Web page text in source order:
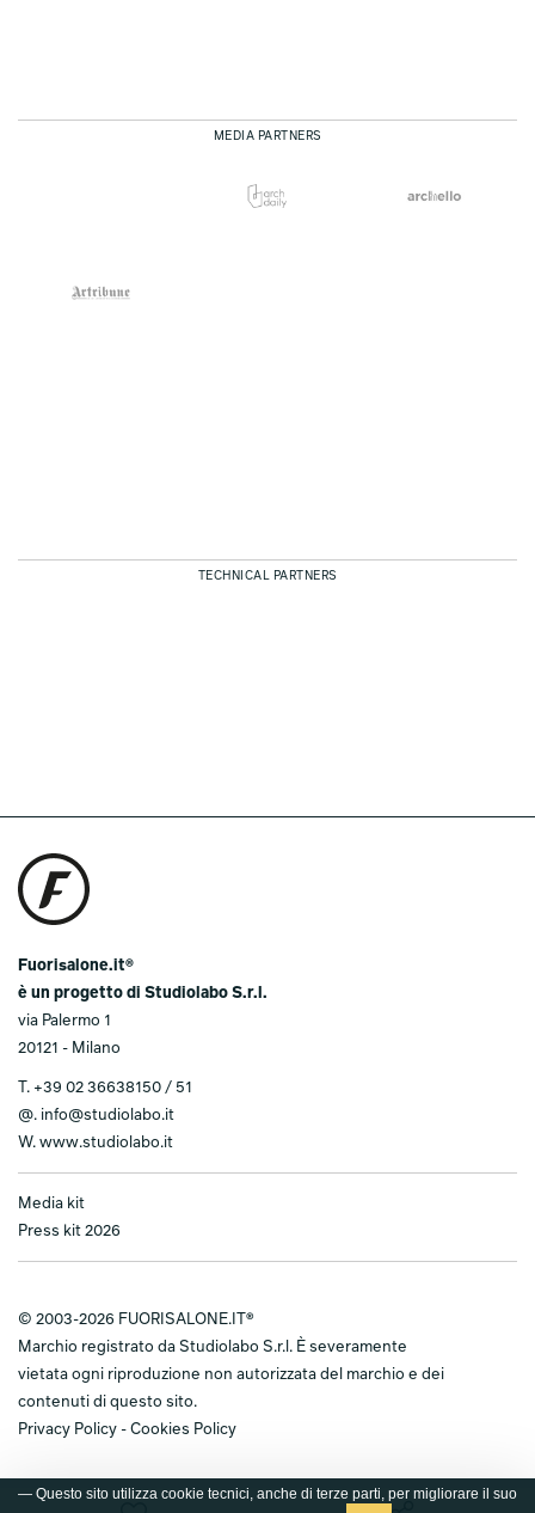
— Questo sito utilizza cookie tecnici, anche di terze parti, per migliorare il suo
MEDIA PARTNERS
TECHNICAL PARTNERS
Fuorisalone.it®
è un progetto di Studiolabo S.r.l.
via Palermo 1
20121 - Milano
T. +39 02 36638150 / 51
@. info@studiolabo.it
W. www.studiolabo.it
Media kit
Press kit 2026
© 2003-2026 FUORISALONE.IT®
Marchio registrato da Studiolabo S.r.l. È severamente
vietata ogni riproduzione non autorizzata del marchio e dei
contenuti di questo sito.
Privacy Policy - Cookies Policy